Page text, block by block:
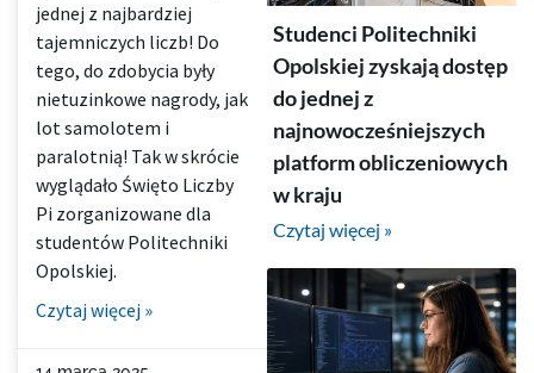
jednej z najbardziej
tajemniczych liczb! Do
tego, do zdobycia były
nietuzinkowe nagrody, jak
lot samolotem i
paralotnią! Tak w skrócie
wyglądało Święto Liczby
Pi zorganizowane dla
studentów Politechniki
Opolskiej.
Czytaj więcej »
Studenci Politechniki
Opolskiej zyskają dostęp
do jednej z
najnowocześniejszych
platform obliczeniowych
w kraju
Czytaj więcej »